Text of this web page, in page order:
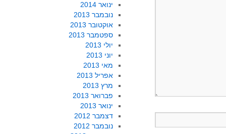
ינואר 2014
נובמבר 2013
אוקטובר 2013
ספטמבר 2013
יולי 2013
יוני 2013
מאי 2013
אפריל 2013
מרץ 2013
פברואר 2013
ינואר 2013
דצמבר 2012
נובמבר 2012